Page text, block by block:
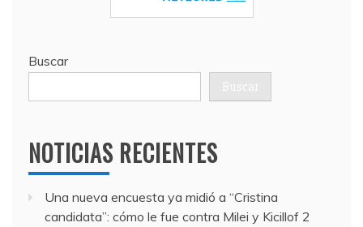
Buscar
Buscar
NOTICIAS RECIENTES
Una nueva encuesta ya midió a “Cristina
candidata”: cómo le fue contra Milei y Kicillof 2